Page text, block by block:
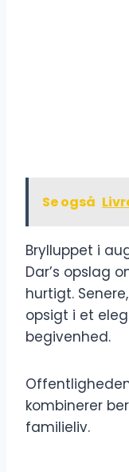
Se også
Brylluppet i
Dar’s opslag
hurtigt.
opsigt i et
begivenhed.
kombinerer
familieliv.